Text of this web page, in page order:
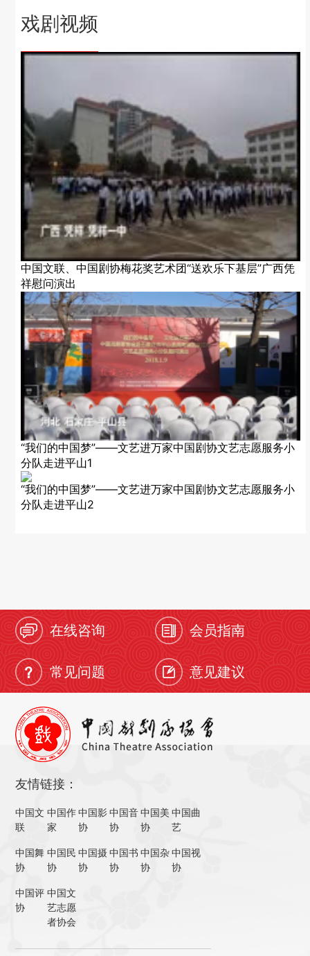
戏剧视频
中国文联、中国剧协梅花奖艺术团“送欢乐下基层”广西凭
祥慰问演出
“我们的中国梦”——文艺进万家中国剧协文艺志愿服务小
分队走进平山1
“我们的中国梦”——文艺进万家中国剧协文艺志愿服务小
分队走进平山2
在线咨询 会员指南
常见问题 意见建议
友情链接：
中国文
联
中国作
家
中国影
协
中国音
协
中国美
协
中国曲
艺
中国舞
协
中国民
协
中国摄
协
中国书
协
中国杂
协
中国视
协
中国评
协
中国文
艺志愿
者协会